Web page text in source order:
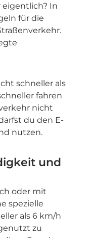
eigentlich? In
für die
schneller als
fahren
nicht
du den E-
nutzen.
und
oder mit
spezielle
als 6 km/h
zu